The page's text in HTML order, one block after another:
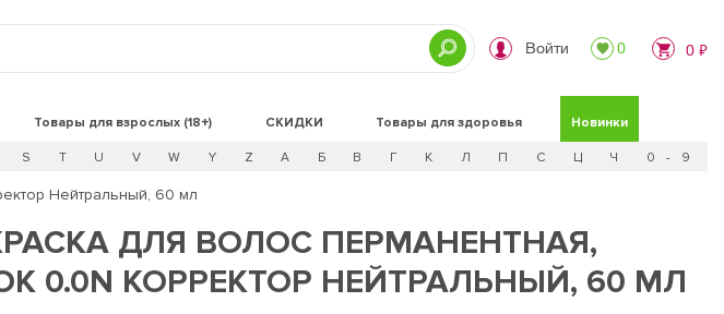
Войти 0 0 ₽
Товары для взрослых (18+) СКИДКИ Новинки
Товары для здоровья
S T U V W Y Z А Б В Г К Л П С Ц Ч 0 - 9
Нейтральный, 60 мл
ДЛЯ ВОЛОС ПЕРМАНЕНТНАЯ,
0.0N КОРРЕКТОР НЕЙТРАЛЬНЫЙ, 60 МЛ